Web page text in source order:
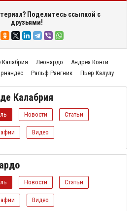
Поделитесь ссылкой с
друзьями!
Леонардо
Андреа Конти
Ральф Рангник Пьер Калулу
Калабрия
Новости Статьи
Видео
Новости Статьи
Видео